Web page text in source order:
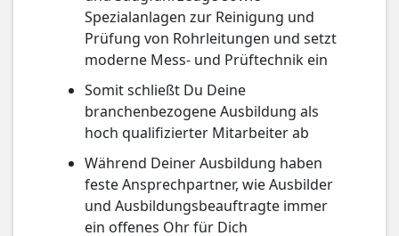
Spezialanlagen zur Reinigung und
Prüfung von Rohrleitungen und setzt
moderne Mess- und Prüftechnik ein
Somit schließt Du Deine
branchenbezogene Ausbildung als
hoch qualifizierter Mitarbeiter ab
Während Deiner Ausbildung haben
feste Ansprechpartner, wie Ausbilder
und Ausbildungs­beauftragte immer
ein offenes Ohr für Dich